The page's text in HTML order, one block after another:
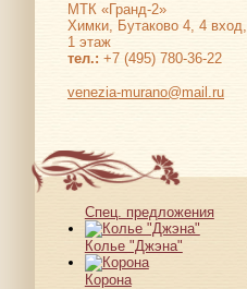
МТК «Гранд-2»
Химки, Бутаково 4, 4 вход,
1 этаж
тел.: +7 (495) 780-36-22
venezia-murano@mail.ru
Спец. предложения
Колье "Джэна"
Корона